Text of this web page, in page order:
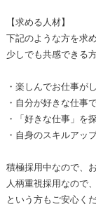
【求める人材】
下記のような方を求
少しでも共感できる
・楽しんでお仕事が
・自分が好きな仕事
・「好きな仕事」を
・自身のスキルアッ
積極採用中なので、
人柄重視採用なので
という方もご安心く